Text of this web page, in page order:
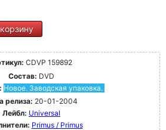
CDVP 159892
Состав: DVD
Новое. Заводская упаковка.
релиза: 20-01-2004
Лейбл: Universal
Primus / Primus